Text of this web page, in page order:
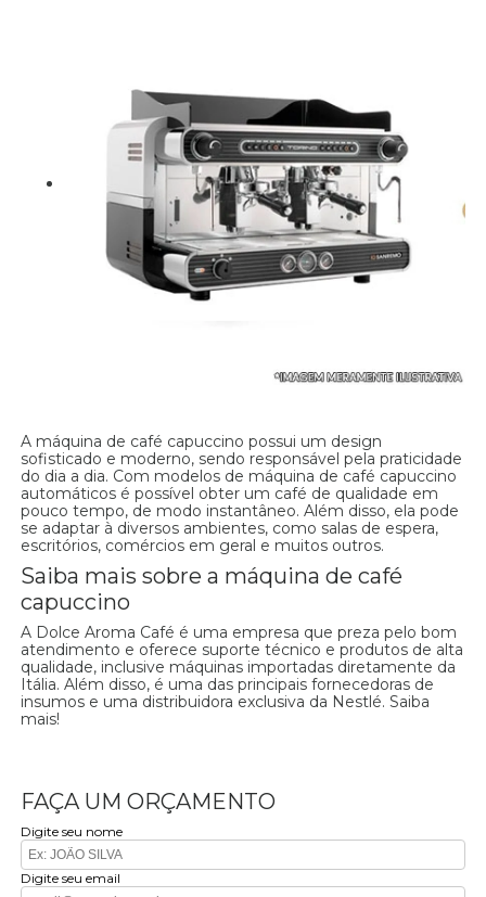
A máquina de café capuccino possui um design
sofisticado e moderno, sendo responsável pela praticidade
do dia a dia. Com modelos de máquina de café capuccino
automáticos é possível obter um café de qualidade em
pouco tempo, de modo instantâneo. Além disso, ela pode
se adaptar à diversos ambientes, como salas de espera,
escritórios, comércios em geral e muitos outros.
Saiba mais sobre a máquina de café
capuccino
A Dolce Aroma Café é uma empresa que preza pelo bom
atendimento e oferece suporte técnico e produtos de alta
qualidade, inclusive máquinas importadas diretamente da
Itália. Além disso, é uma das principais fornecedoras de
insumos e uma distribuidora exclusiva da Nestlé. Saiba
mais!
FAÇA UM ORÇAMENTO
Digite seu nome
Digite seu email